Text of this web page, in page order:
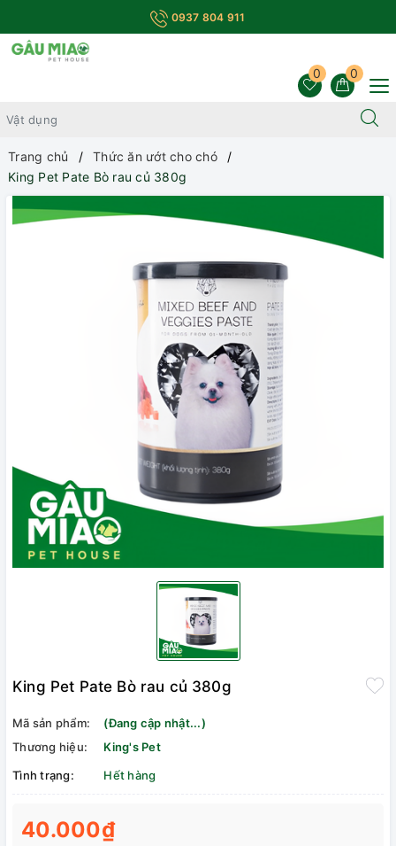
0937 804 911
0
0
Trang chủ
Thức ăn ướt cho chó
King Pet Pate Bò rau củ 380g
King Pet Pate Bò rau củ 380g
Mã sản phẩm:
(Đang cập nhật...)
Thương hiệu:
King's Pet
Tình trạng:
Hết hàng
40.000₫